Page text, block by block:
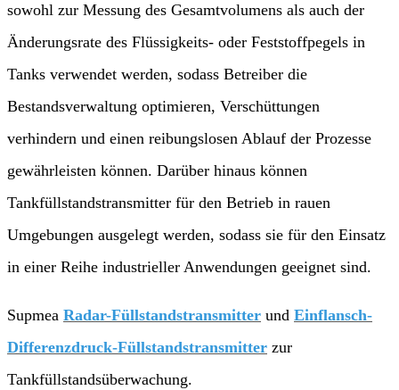
sowohl zur Messung des Gesamtvolumens als auch der
Änderungsrate des Flüssigkeits- oder Feststoffpegels in
Tanks verwendet werden, sodass Betreiber die
Bestandsverwaltung optimieren, Verschüttungen
verhindern und einen reibungslosen Ablauf der Prozesse
gewährleisten können. Darüber hinaus können
Tankfüllstandstransmitter für den Betrieb in rauen
Umgebungen ausgelegt werden, sodass sie für den Einsatz
in einer Reihe industrieller Anwendungen geeignet sind.
Supmea Radar-Füllstandstransmitter und Einflansch-
Differenzdruck-Füllstandstransmitter zur
Tankfüllstandsüberwachung.